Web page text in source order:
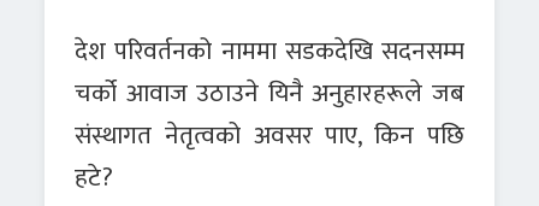
देश परिवर्तनको नाममा सडकदेखि सदनसम्म
चर्को आवाज उठाउने यिनै अनुहारहरूले जब
संस्थागत नेतृत्वको अवसर पाए, किन पछि
हटे?